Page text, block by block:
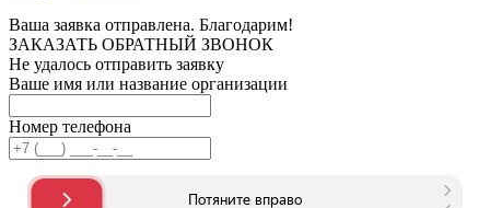
Ваша заявка отправлена. Благодарим!
ЗАКАЗАТЬ ОБРАТНЫЙ ЗВОНОК
Не удалось отправить заявку
Ваше имя или название организации
Номер телефона